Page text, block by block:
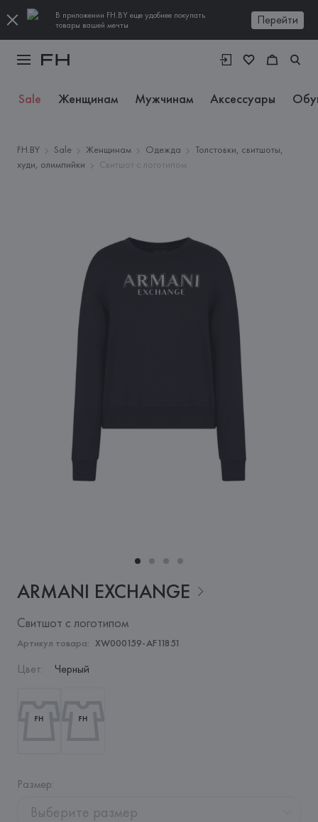
В приложении FH.BY еще удобнее покупать
товары вашей мечты
Перейти
Sale Женщинам Мужчинам Аксессуары
FH.BY Sale Женщинам Одежда
Толстовки, свитшоты,
худи, олимпийки
Свитшот с логотипом
ARMANI EXCHANGE
Свитшот с логотипом
Артикул товара: XW000159-AF11851
Цвет: Черный
Размер:
Выберите размер